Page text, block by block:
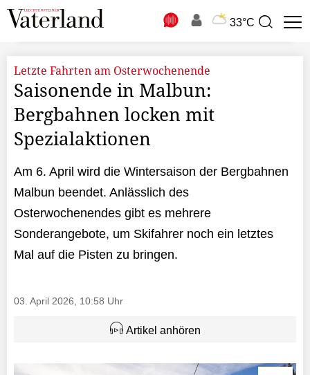
33°C
Suchbegriff
Letzte Fahrten am Osterwochenende
Saisonende in Malbun:
Bergbahnen locken mit
Spezialaktionen
Am 6. April wird die Wintersaison der Bergbahnen
Malbun beendet. Anlässlich des
Osterwochenendes gibt es mehrere
Sonderangebote, um Skifahrer noch ein letztes
Mal auf die Pisten zu bringen.
03. April 2026, 10:58 Uhr
Artikel anhören